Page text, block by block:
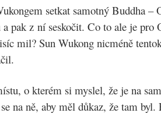
setkat samotný Buddha –
a pak z ní seskočit. Co to ale je
mil? Sun Wukong nicméně
o kterém si myslel, že je na
na ně, aby měl důkaz, že tam byl.